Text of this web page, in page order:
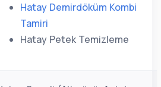
Hatay Demirdöküm Kombi
Tamiri
Hatay Petek Temizleme